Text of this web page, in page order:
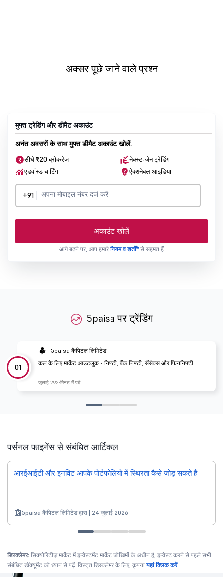
अक्सर पूछे जाने वाले प्रश्न
मुफ्त ट्रेडिंग और डीमैट अकाउंट
अनंत अवसरों के साथ मुफ्त डीमैट अकाउंट खोलें.
सीधे ₹20 ब्रोकरेज
नेक्स्ट-जेन ट्रेडिंग
एडवांस्ड चार्टिंग
ऐक्शनेबल आइडिया
+91
अकाउंट खोलें
आगे बढ़ने पर, आप हमारेनियम व शर्तों*से सहमत हैं
5paisa पर ट्रेंडिंग
01
5paisa कैपिटल लिमिटेड
कल के लिए मार्केट आउटलुक - निफ्टी, बैंक निफ्टी, सेंसेक्स और फिननिफ्टी
जुलाई 292 मिनट में पढ़ें
पर्सनल फाइनेंस से संबंधित आर्टिकल
आरईआईटी और इनविट आपके पोर्टफोलियो में स्थिरता कैसे जोड़ सकते हैं
5paisa कैपिटल लिमिटेड द्वारा | 24 जुलाई 2026
डिस्क्लेमर: सिक्योरिटीज़ मार्केट में इन्वेस्टमेंट मार्केट जोखिमों के अधीन है, इन्वेस्ट करने से पहले सभी
संबंधित डॉक्यूमेंट को ध्यान से पढ़ें. विस्तृत डिस्क्लेमर के लिए, कृपयायहां क्लिक करें.